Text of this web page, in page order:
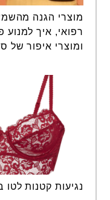
מוצרי הגנה
רפואי, איך למנוע
ומוצרי איפור של
נגיעות קטנות לטו